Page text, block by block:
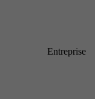
Entreprise